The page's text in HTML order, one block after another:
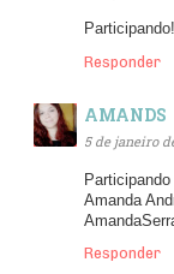
Participando!
Responder
AMANDS
5 de janeiro
Participando
Amanda
Responder